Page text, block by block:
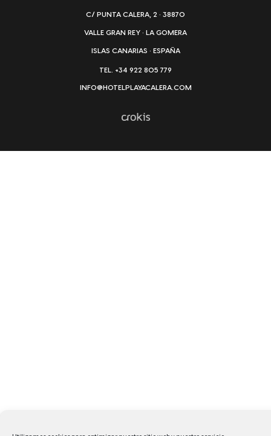
C/ PUNTA CALERA, 2 · 38870
VALLE GRAN REY · LA GOMERA
ISLAS CANARIAS · ESPAÑA
TEL. +34 922 805 779
INFO@HOTELPLAYACALERA.COM